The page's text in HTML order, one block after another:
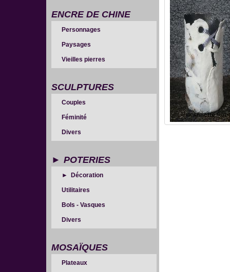
ENCRE DE CHINE
Personnages
Paysages
Vieilles pierres
SCULPTURES
Couples
Féminité
Divers
POTERIES
Décoration
Utilitaires
Bols - Vasques
Divers
MOSAÏQUES
Plateaux